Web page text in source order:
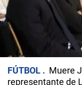
FÚTBOL
Muere
representante de